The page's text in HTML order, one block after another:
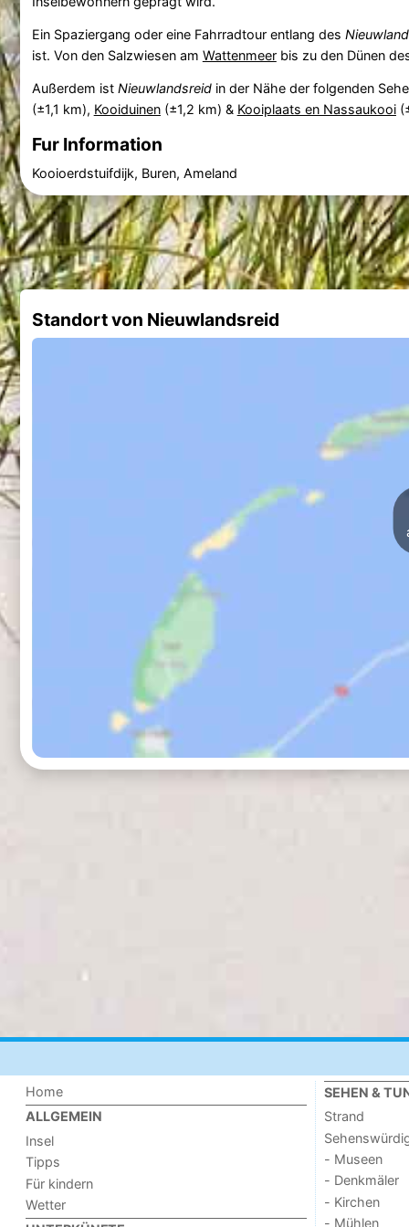
Ein Spaziergang oder eine Fahrradtour entlang des
ist. Von den Salzwiesen am Wattenmeerbis zu den Dünen
Außerdem ist Nieuwlandsreidin der Nähe der folgenden
(±1,1 km), Kooiduinen(±1,2 km) & Kooiplaats en Nassaukooi
Fur Information
Kooioerdstuifdijk, Buren, Ameland
Standort von Nieuwlandsreid
Home
ALLGEMEIN
Insel
Tipps
Für kindern
Wetter
SEHEN &
Strand
- Museen
- Denkmäler
- Kirchen
- Mühlen